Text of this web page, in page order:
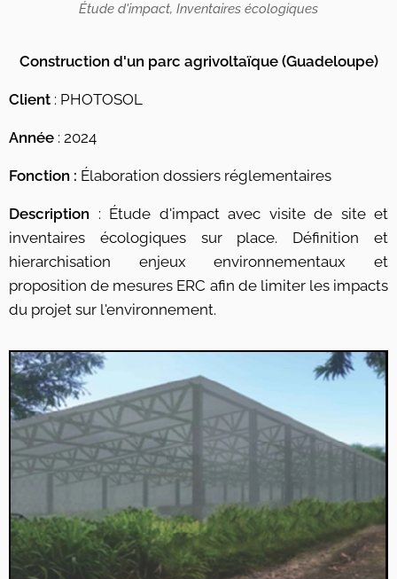
Étude d'impact, Inventaires écologiques
Construction d'un parc agrivoltaïque (Guadeloupe)
Client : PHOTOSOL
Année : 2024
Fonction : Élaboration dossiers réglementaires
Description : Étude d'impact avec visite de site et
inventaires écologiques sur place. Définition et
hierarchisation enjeux environnementaux et
proposition de mesures ERC afin de limiter les impacts
du projet sur l'environnement.